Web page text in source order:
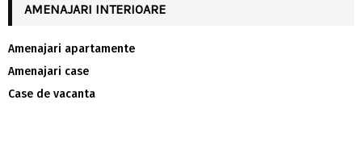
AMENAJARI INTERIOARE
Amenajari apartamente
Amenajari case
Case de vacanta